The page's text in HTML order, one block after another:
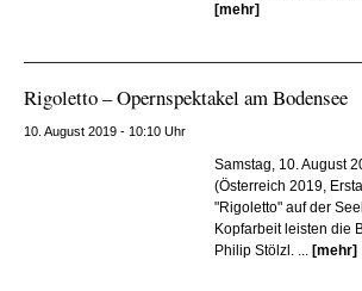
[mehr]
Rigoletto – Opernspektakel am Bodensee
10. August 2019 - 10:10 Uhr
Samstag, 10. August
(Österreich 2019,
"Rigoletto" auf der
Kopfarbeit leisten die
Philip Stölzl. ... [mehr]